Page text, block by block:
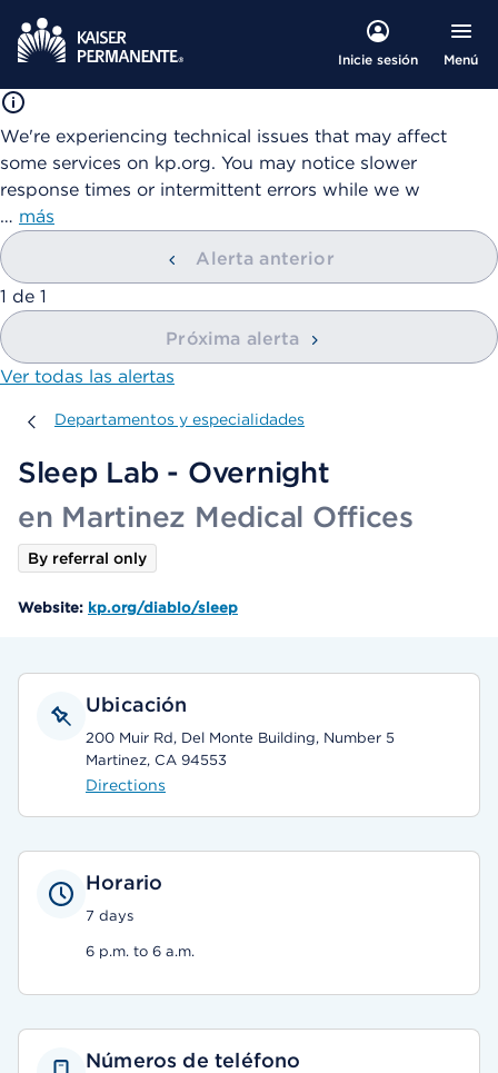
Inicie sesión Menú
We're experiencing technical issues that may affect
some services on kp.org. You may notice slower
response times or intermittent errors while we w
… más
Alerta anterior
mostrando
1 de 1
Próxima alerta
Ver todas las alertas
Departamentos y especialidades
Departamentos y especialidades
Sleep Lab - Overnight
en Martinez Medical Offices
By referral only
Website: kp.org/diablo/sleep
Ubicación
200 Muir Rd, Del Monte Building, Number 5
Martinez, CA 94553
Directions
Horario
7 days
6 p.m. to 6 a.m.
Números de teléfono